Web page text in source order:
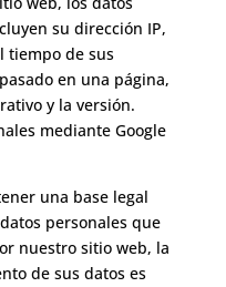
su dirección IP,
tiempo de sus
en una página,
y la versión.
mediante Google
una base legal
personales que
nuestro sitio web, la
de sus datos es